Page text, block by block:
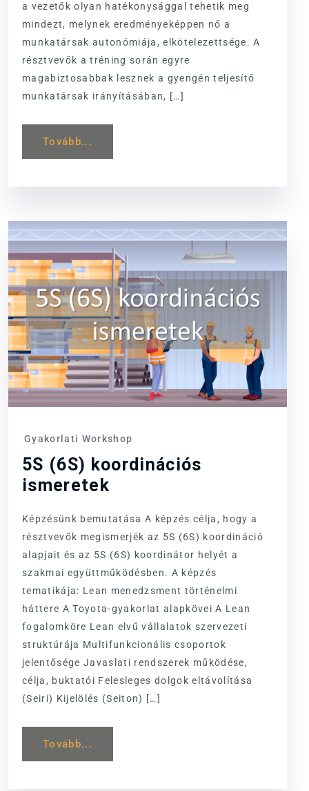
a vezetők olyan hatékonysággal tehetik meg
mindezt, melynek eredményeképpen nő a
munkatársak autonómiája, elkötelezettsége. A
résztvevők a tréning során egyre
magabiztosabbak lesznek a gyengén teljesítő
munkatársak irányításában, […]
Tovább...
Gyakorlati Workshop
5S (6S) koordinációs
ismeretek
Képzésünk bemutatása A képzés célja, hogy a
résztvevők megismerjék az 5S (6S) koordináció
alapjait és az 5S (6S) koordinátor helyét a
szakmai együttműködésben. A képzés
tematikája: Lean menedzsment történelmi
háttere A Toyota-gyakorlat alapkövei A Lean
fogalomköre Lean elvű vállalatok szervezeti
struktúrája Multifunkcionális csoportok
jelentősége Javaslati rendszerek működése,
célja, buktatói Felesleges dolgok eltávolítása
(Seiri) Kijelölés (Seiton) […]
Tovább...